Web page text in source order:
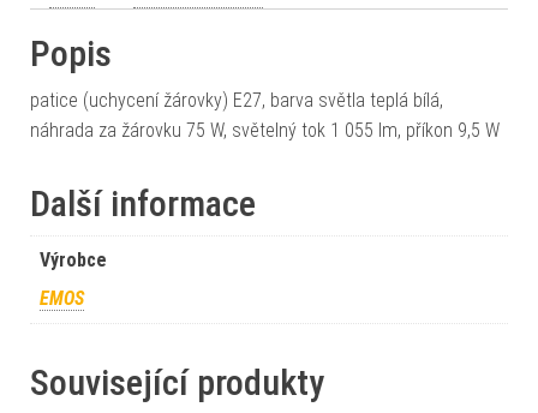
Popis
patice (uchycení žárovky) E27, barva světla teplá bílá,
náhrada za žárovku 75 W, světelný tok 1 055 lm, příkon 9,5 W
Další informace
Výrobce
EMOS
Související produkty